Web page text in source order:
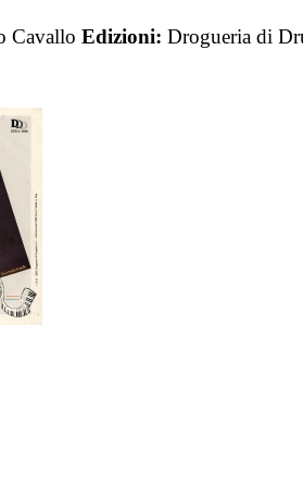
Cavallo Edizioni: Drogueria di